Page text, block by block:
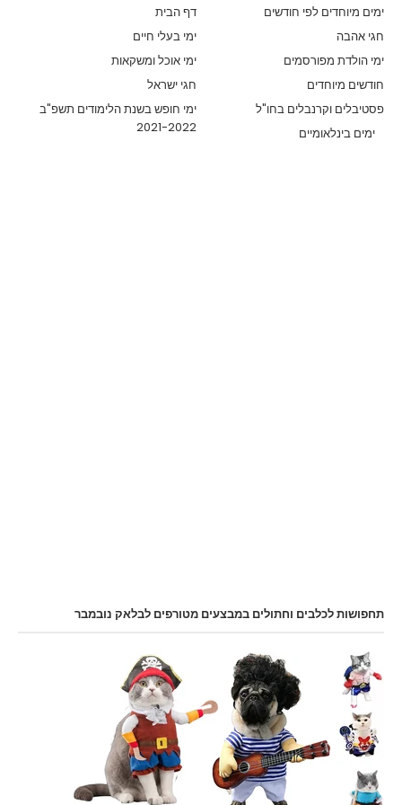
דף הבית
ימים מיוחדים לפי חודשים
ימי בעלי חיים
חגי אהבה
ימי אוכל ומשקאות
ימי הולדת מפורסמים
חגי ישראל
חודשים מיוחדים
ימי חופש בשנת הלימודים תשפ"ב
2021-2022
פסטיבלים וקרנבלים בחו"ל
ימים בינלאומיים
תחפושות לכלבים וחתולים במבצעים מטורפים לבלאק נובמבר